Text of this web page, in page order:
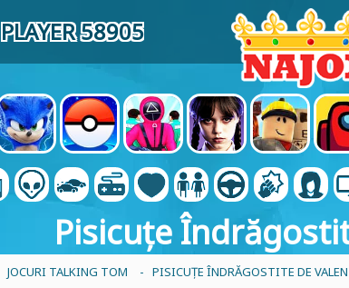
PLAYER 58905
Pisicuțe
JOCURI TALKING TOM - PISICUȚE ÎNDRĂGOSTITE DE